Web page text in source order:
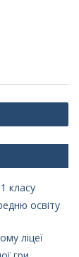
класу
освіту
ліцеї